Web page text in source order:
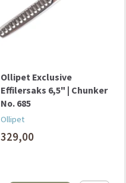
Ollipet Exclusive
Effilersaks 6,5" | Chunker
No. 685
Ollipet
329,00